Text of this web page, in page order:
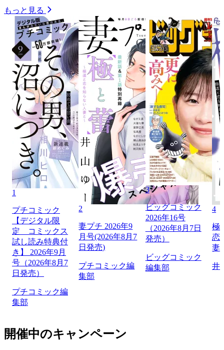
もっと見る
1
プチコミック
【デジタル限
定 コミックス
試し読み特典付
き】 2026年9月
号（2026年8月7
日発売）
プチコミック編
集部
2
妻プチ 2026年9
月号(2026年8月7
日発売)
プチコミック編
集部
3
ビッグコミック
2026年16号
（2026年8月7日
発売）
ビッグコミック
編集部
4
極
恋
妻
井
開催中のキャンペーン